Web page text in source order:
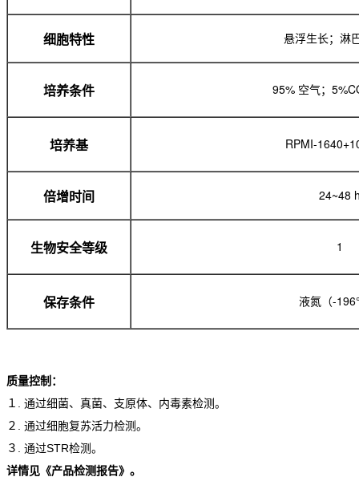
细胞特性 悬浮生长；淋
培养条件 95% 空气；
培养基 RPMI-
倍增时间 24~48
生物安全等级 1
保存条件 液氮（-
质量控制：
１. 通过细菌、真菌、支原体、内毒素检测。
２. 通过细胞复苏活力检测。
３. 通过STR检测。
详情见《产品检测报告》。